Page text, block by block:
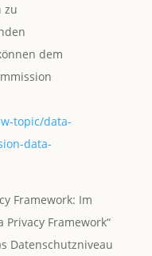
zu
dem
topic/data-
data-
Framework: Im
Privacy Framework“
Datenschutzniveau